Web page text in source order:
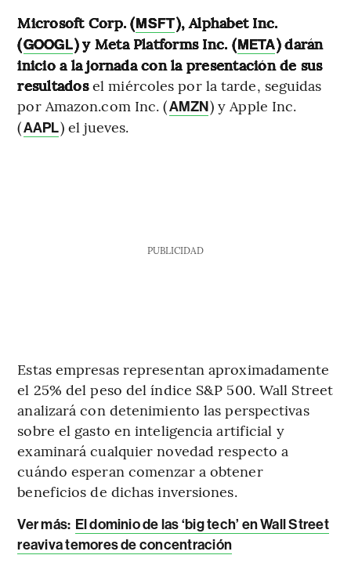
Microsoft Corp. (MSFT), Alphabet Inc.
(GOOGL) y Meta Platforms Inc. (META) darán
inicio a la jornada con la presentación de sus
resultadosel miércoles por la tarde, seguidas
por Amazon.com Inc. (AMZN) y Apple Inc.
(AAPL) el jueves.
PUBLICIDAD
Estas empresas representan aproximadamente
el 25% del peso del índice S&P 500. Wall Street
analizará con detenimiento las perspectivas
sobre el gasto en inteligencia artificial y
examinará cualquier novedad respecto a
cuándo esperan comenzar a obtener
beneficios de dichas inversiones.
Ver más: El dominio de las ‘big tech’ en Wall Street
reaviva temores de concentración